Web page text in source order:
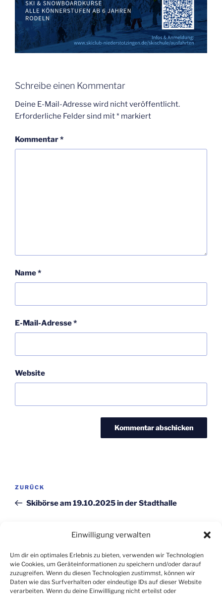
Einwilligung verwalten
Um dir ein optimales Erlebnis zu bieten, verwenden wir Technologien
wie Cookies, um Geräteinformationen zu speichern und/oder darauf
zuzugreifen. Wenn du diesen Technologien zustimmst, können wir
Daten wie das Surfverhalten oder eindeutige IDs auf dieser Website
verarbeiten. Wenn du deine Einwillligung nicht erteilst oder
Schreibe einen Kommentar
Deine E-Mail-Adresse wird nicht veröffentlicht.
Erforderliche Felder sind mit* markiert
Kommentar*
Name*
E-Mail-Adresse*
Website
Beitragsnavigation
Vorheriger
Beitrag
ZURÜCK
Skibörse am 19.10.2025 in der Stadthalle
Skigymnastik: Weiter geht’s am 14. Januar 2026